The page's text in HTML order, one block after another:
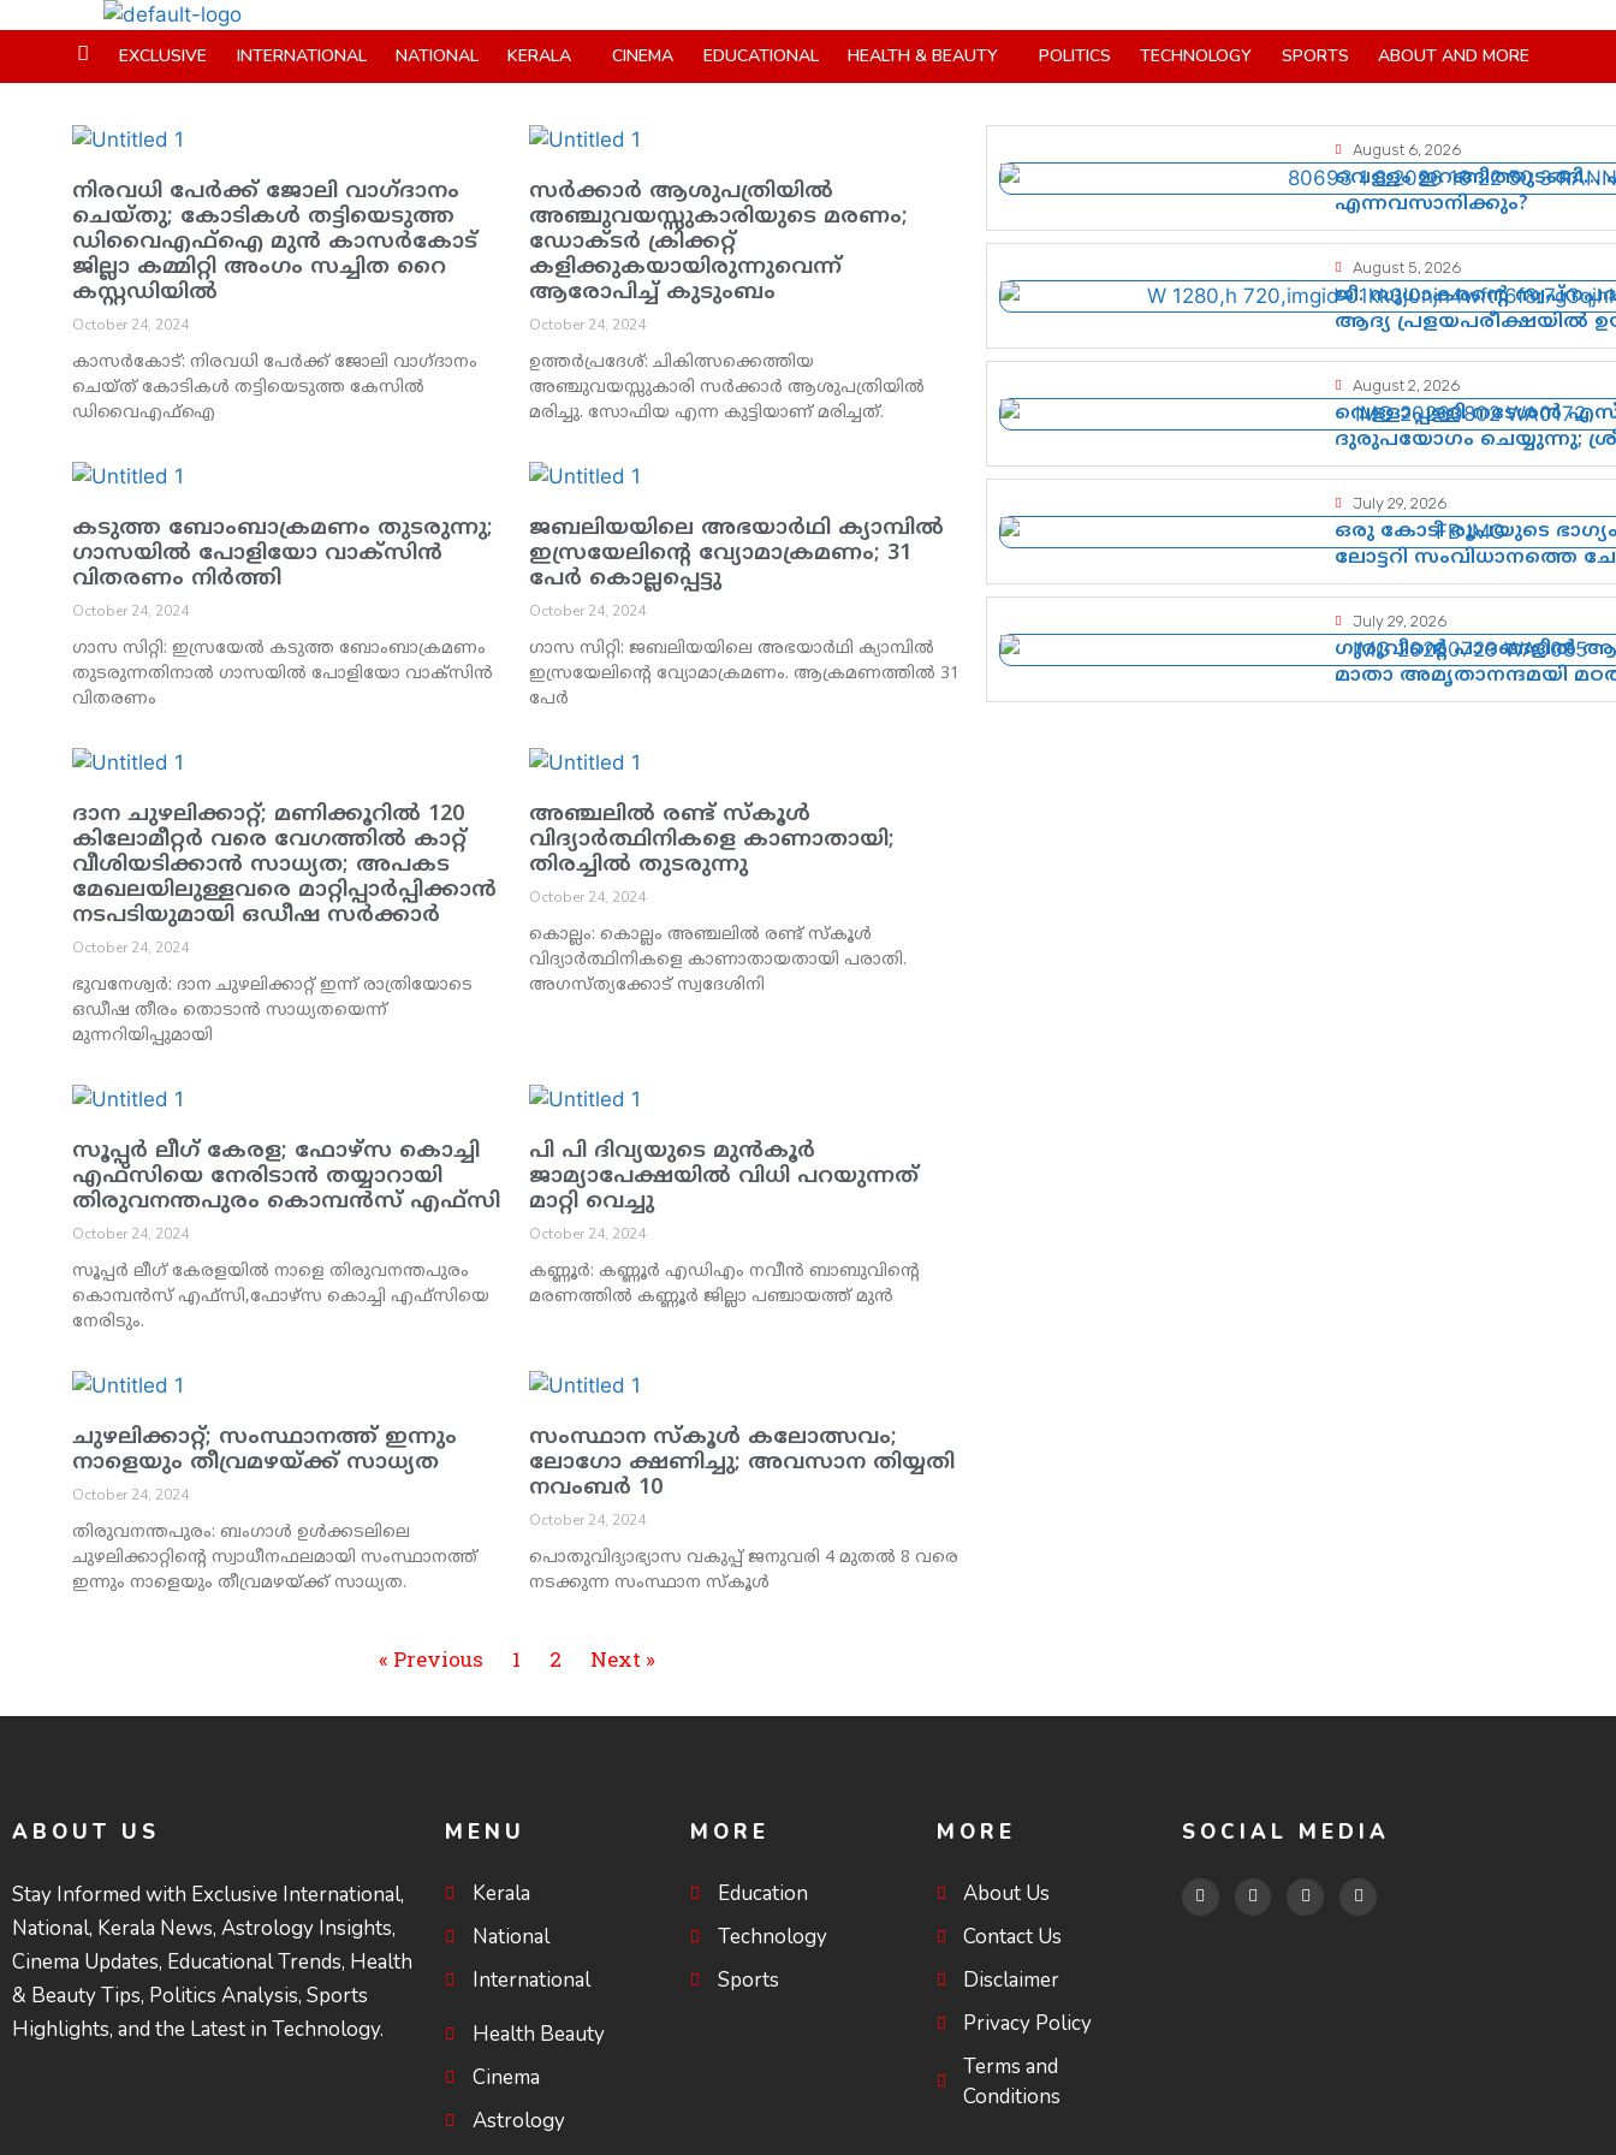
EXCLUSIVE INTERNATIONAL NATIONAL KERALA CINEMA EDUCATIONAL HEALTH & BEAUTY POLITICS TECHNOLOGY SPORTS ABOUT AND MORE
നിരവധി പേര്‍ക്ക് ജോലി വാഗ്ദാനം
ചെയ്തു; കോടികള്‍ തട്ടിയെടുത്ത
ഡിവൈഎഫ്ഐ മുന്‍ കാസര്‍കോട്
ജില്ലാ കമ്മിറ്റി അംഗം സച്ചിത റൈ
കസ്റ്റഡിയില്‍
October 24, 2024
കാസര്‍കോട്: നിരവധി പേര്‍ക്ക് ജോലി വാഗ്ദാനം
ചെയ്ത് കോടികള്‍ തട്ടിയെടുത്ത കേസില്‍
ഡിവൈഎഫ്ഐ
സര്‍ക്കാര്‍ ആശുപത്രിയില്‍
അഞ്ചുവയസ്സുകാരിയുടെ മരണം;
ഡോക്ടര്‍ ക്രിക്കറ്റ്
കളിക്കുകയായിരുന്നുവെന്ന്
ആരോപിച്ച് കുടുംബം
October 24, 2024
ഉത്തര്‍പ്രദേശ്: ചികിത്സക്കെത്തിയ
അഞ്ചുവയസ്സുകാരി സര്‍ക്കാര്‍ ആശുപത്രിയില്‍
മരിച്ചു. സോഫിയ എന്ന കുട്ടിയാണ് മരിച്ചത്.
കടുത്ത ബോംബാക്രമണം തുടരുന്നു;
ഗാസയില്‍ പോളിയോ വാക്‌സിന്‍
വിതരണം നിര്‍ത്തി
October 24, 2024
ഗാസ സിറ്റി: ഇസ്രയേല്‍ കടുത്ത ബോംബാക്രമണം
തുടരുന്നതിനാല്‍ ഗാസയില്‍ പോളിയോ വാക്‌സിന്‍
വിതരണം
ജബലിയയിലെ അഭയാര്‍ഥി ക്യാമ്പില്‍
ഇസ്രയേലിന്റെ വ്യോമാക്രമണം; 31
പേര്‍ കൊല്ലപ്പെട്ടു
October 24, 2024
ഗാസ സിറ്റി: ജബലിയയിലെ അഭയാര്‍ഥി ക്യാമ്പില്‍
ഇസ്രയേലിന്റെ വ്യോമാക്രമണം. ആക്രമണത്തില്‍ 31
പേര്‍
ദാന ചുഴലിക്കാറ്റ്; മണിക്കൂറില്‍ 120
കിലോമീറ്റര്‍ വരെ വേഗത്തില്‍ കാറ്റ്
വീശിയടിക്കാന്‍ സാധ്യത; അപകട
മേഖലയിലുള്ളവരെ മാറ്റിപ്പാര്‍പ്പിക്കാന്‍
നടപടിയുമായി ഒഡീഷ സര്‍ക്കാര്‍
October 24, 2024
ഭുവനേശ്വര്‍: ദാന ചുഴലിക്കാറ്റ് ഇന്ന് രാത്രിയോടെ
ഒഡീഷ തീരം തൊടാന്‍ സാധ്യതയെന്ന്
മുന്നറിയിപ്പുമായി
അഞ്ചലില്‍ രണ്ട് സ്‌കൂള്‍
വിദ്യാര്‍ത്ഥിനികളെ കാണാതായി;
തിരച്ചില്‍ തുടരുന്നു
October 24, 2024
കൊല്ലം: കൊല്ലം അഞ്ചലില്‍ രണ്ട് സ്‌കൂള്‍
വിദ്യാര്‍ത്ഥിനികളെ കാണാതായതായി പരാതി.
അഗസ്ത്യക്കോട് സ്വദേശിനി
സൂപ്പര്‍ ലീഗ് കേരള; ഫോഴ്സ കൊച്ചി
എഫ്സിയെ നേരിടാന്‍ തയ്യാറായി
തിരുവനന്തപുരം കൊമ്പന്‍സ് എഫ്സി
October 24, 2024
സൂപ്പര്‍ ലീഗ് കേരളയില്‍ നാളെ തിരുവനന്തപുരം
കൊമ്പന്‍സ് എഫ്സി,ഫോഴ്സ കൊച്ചി എഫ്സിയെ
നേരിടും.
പി പി ദിവ്യയുടെ മുന്‍കൂര്‍
ജാമ്യാപേക്ഷയില്‍ വിധി പറയുന്നത്
മാറ്റി വെച്ചു
October 24, 2024
കണ്ണൂര്‍: കണ്ണൂര്‍ എഡിഎം നവീന്‍ ബാബുവിന്റെ
മരണത്തില്‍ കണ്ണൂര്‍ ജില്ലാ പഞ്ചായത്ത് മുന്‍
ചുഴലിക്കാറ്റ്; സംസ്ഥാനത്ത് ഇന്നും
നാളെയും തീവ്രമഴയ്ക്ക് സാധ്യത
October 24, 2024
തിരുവനന്തപുരം: ബംഗാള്‍ ഉള്‍ക്കടലിലെ
ചുഴലിക്കാറ്റിന്റെ സ്വാധീനഫലമായി സംസ്ഥാനത്ത്
ഇന്നും നാളെയും തീവ്രമഴയ്ക്ക് സാധ്യത.
സംസ്ഥാന സ്‌കൂള്‍ കലോത്സവം;
ലോഗോ ക്ഷണിച്ചു; അവസാന തിയ്യതി
നവംബര്‍ 10
October 24, 2024
പൊതുവിദ്യാഭ്യാസ വകുപ്പ് ജനുവരി 4 മുതല്‍ 8 വരെ
നടക്കുന്ന സംസ്ഥാന സ്‌കൂള്‍
« Previous 1 2 Next »
August 6, 2026
വെള്ളം ഇറങ്ങിത്തുടങ്ങി…
എന്നവസാനിക്കും?
August 5, 2026
ജി. സുധാകരന്റെ
ആദ്യ പ്രളയപരീക്ഷയിൽ
August 2, 2026
വെള്ളാപ്പള്ളി നടേശൻ
ദുരുപയോഗം ചെയ്യുന്നു;
കാർന്നുതിന്നുന്ന
July 29, 2026
ഒരു കോടി രൂപയുടെ
ലോട്ടറി സംവിധാനത്തെ
July 29, 2026
ഗുരുവിന്റെ പാദങ്ങളിൽ
മാതാ അമൃതാനന്ദമയി
ഗുരുപൂർണിമ ആഘോഷം
ABOUT US
Stay Informed with Exclusive International,
National, Kerala News, Astrology Insights,
Cinema Updates, Educational Trends, Health
& Beauty Tips, Politics Analysis, Sports
Highlights, and the Latest in Technology.
MENU
Kerala
National
International
Health Beauty
Cinema
Astrology
MORE
Education
Technology
Sports
MORE
About Us
Contact Us
Disclaimer
Privacy Policy
Terms and
Conditions
SOCIAL MEDIA